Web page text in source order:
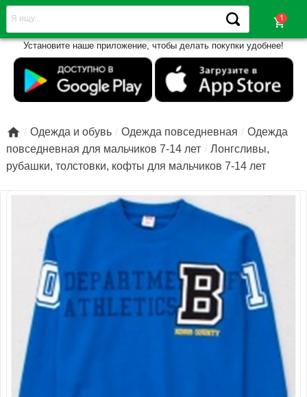
shopping_cart
Установите наше приложение, чтобы делать покупки удобнее!
 Одежда и обувь Одежда повседневная
Одежда
повседневная для мальчиков 7-14 лет
Лонгсливы,
рубашки, толстовки, кофты для мальчиков 7-14 лет